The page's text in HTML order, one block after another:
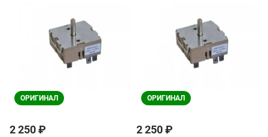
ОРИГИНАЛ
2 250 ₽
ОРИГИНАЛ
2 250 ₽